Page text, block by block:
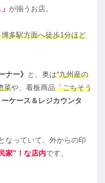
が揃うお店。
多駅方面へ徒歩1分ほど
ナー》 と、奥は“九州産の
菜や、看板商品「ごちそう
ーケース＆レジカウンタ
なっていて、外からの印
家”！な店内です。